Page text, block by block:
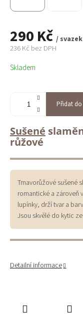
290 Kč / svazek
236 Kč bez DPH
Měrná
cena:
Skladem
Přidat
Sušené
růžové
Tmavorůžové sušené
romantické a zároveň
lupínky, drží tvar a
Jsou skvělé do kytic
Detailní informace